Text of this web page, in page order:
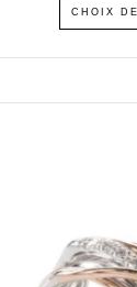
CHOIX